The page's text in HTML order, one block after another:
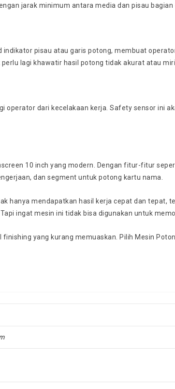
jarak minimum antara media dan pisau bagian
pisau atau garis potong, membuat
lagi khawatir hasil potong tidak akurat atau
operator dari kecelakaan kerja. Safety sensor ini
10 inch yang modern. Dengan fitur-fitur
dan segment untuk potong kartu nama.
hanya mendapatkan hasil kerja cepat dan
ingat mesin ini tidak bisa digunakan untuk
yang kurang memuaskan. Pilih Mesin